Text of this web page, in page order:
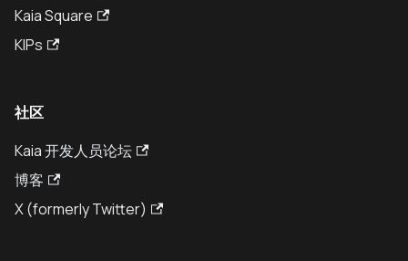
Kaia Square
KIPs
社区
Kaia 开发人员论坛
博客
X (formerly Twitter)